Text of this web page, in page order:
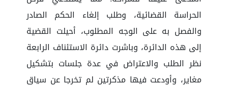
الحراسة القضائية، وطلب إلغاء الحكم الصادر
والفصل به على الوجه المطلوب، أحيلت القضية
إلى هذه الدائرة، وباشرت دائرة الاستئناف الرابعة
نظر الطلب والاعتراض في عدة جلسات بتشكيل
مغاير، وأودعت فيها مذكرتين لم تخرجا عن سياق